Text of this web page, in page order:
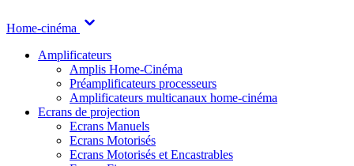
Home-cinéma
Amplificateurs
Amplis Home-Cinéma
Préamplificateurs processeurs
Amplificateurs multicanaux home-cinéma
Ecrans de projection
Ecrans Manuels
Ecrans Motorisés
Ecrans Motorisés et Encastrables